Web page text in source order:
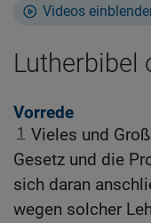
Videos
Lutherbibel
Vorrede
1 Vieles und
Gesetz und die
sich daran
wegen solcher